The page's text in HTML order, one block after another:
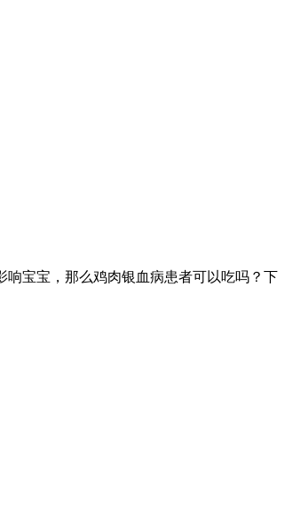
宝宝，那么鸡肉银血病患者可以吃吗？下